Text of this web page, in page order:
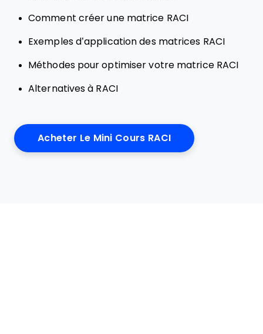
Comment créer une matrice RACI
Exemples d’application des matrices RACI
Méthodes pour optimiser votre matrice RACI
Alternatives à RACI
Acheter Le Mini Cours RACI